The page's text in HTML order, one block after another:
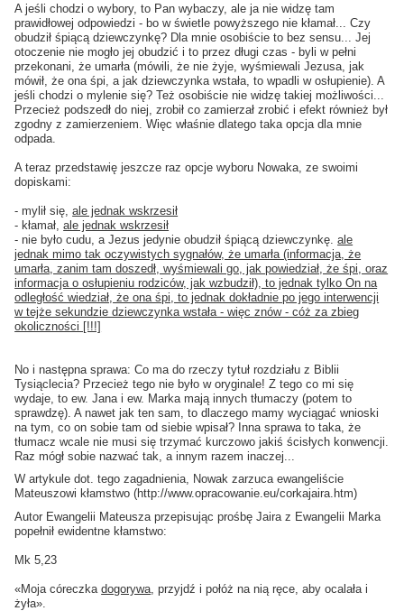
A jeśli chodzi o wybory, to Pan wybaczy, ale ja nie widzę tam
prawidłowej odpowiedzi - bo w świetle powyższego nie kłamał... Czy
obudził śpiącą dziewczynkę? Dla mnie osobiście to bez sensu... Jej
otoczenie nie mogło jej obudzić i to przez długi czas - byli w pełni
przekonani, że umarła (mówili, że nie żyje, wyśmiewali Jezusa, jak
mówił, że ona śpi, a jak dziewczynka wstała, to wpadli w osłupienie). A
jeśli chodzi o mylenie się? Też osobiście nie widzę takiej możliwości...
Przecież podszedł do niej, zrobił co zamierzał zrobić i efekt również był
zgodny z zamierzeniem. Więc właśnie dlatego taka opcja dla mnie
odpada.
A teraz przedstawię jeszcze raz opcje wyboru Nowaka, ze swoimi
dopiskami:
- mylił się,ale jednak wskrzesił
- kłamał,ale jednak wskrzesił
- nie było cudu, a Jezus jedynie obudził śpiącą dziewczynkę.ale
jednak mimo tak oczywistych sygnałów, że umarła (informacja, że
umarła, zanim tam doszedł, wyśmiewali go, jak powiedział, że śpi, oraz
informacja o osłupieniu rodziców, jak wzbudził), to jednak tylko On na
odległość wiedział, że ona śpi, to jednak dokładnie po jego interwencji
w tejże sekundzie dziewczynka wstała - więc znów - cóż za zbieg
okoliczności [!!!]
No i następna sprawa: Co ma do rzeczy tytuł rozdziału z Biblii
Tysiąclecia? Przecież tego nie było w oryginale! Z tego co mi się
wydaje, to ew. Jana i ew. Marka mają innych tłumaczy (potem to
sprawdzę). A nawet jak ten sam, to dlaczego mamy wyciągać wnioski
na tym, co on sobie tam od siebie wpisał? Inna sprawa to taka, że
tłumacz wcale nie musi się trzymać kurczowo jakiś ścisłych konwencji.
Raz mógł sobie nazwać tak, a innym razem inaczej...
W artykule dot. tego zagadnienia, Nowak zarzuca ewangeliście
Mateuszowi kłamstwo (http://www.opracowanie.eu/corkajaira.htm)
Autor Ewangelii Mateusza przepisując prośbę Jaira z Ewangelii Marka
popełnił ewidentne kłamstwo:
Mk 5,23
«Moja córeczkadogorywa , przyjdź i połóż na nią ręce, aby ocalała i
żyła».